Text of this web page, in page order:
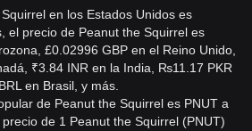
en los Estados Unidos es
el precio de Peanut the Squirrel es
£0.02996 GBP en el Reino Unido,
₹3.84 INR en la India, ₨11.17 PKR
en Brasil, y más.
de Peanut the Squirrel es PNUT a
de 1 Peanut the Squirrel (PNUT)